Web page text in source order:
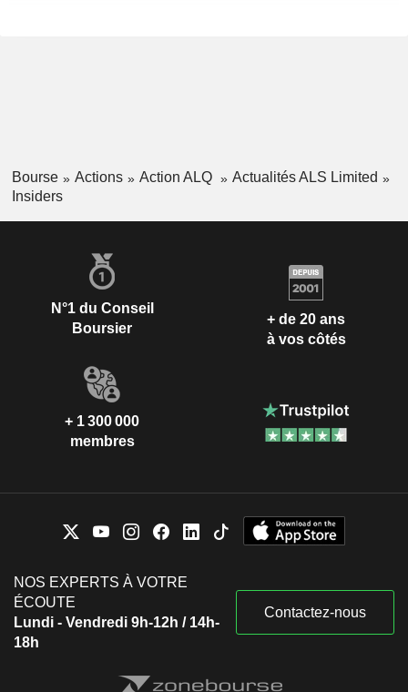
Bourse Actions Action ALQ
Actualités ALS Limited
Insiders
N°1 du Conseil
Boursier
+ de 20 ans
à vos côtés
+ 1 300 000
membres
NOS EXPERTS À VOTRE
ÉCOUTE
Lundi - Vendredi 9h-12h / 14h-
18h
Contactez-nous